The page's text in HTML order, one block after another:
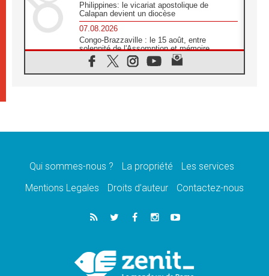
Philippines: le vicariat apostolique de
Calapan devient un diocèse
07.08.2026
Congo-Brazzaville : le 15 août, entre
solennité de l'Assomption et mémoire
nationale
07.08.2026
Pape en France dévoilé
1ère Conférence continentale sur l'éducation
07.08.2026
Un logo symbolique pour la venue du Pape
Cardinal Rossi: «La venue du Pape Léon en
Argentine est un hommage à François»
Qui sommes-nous ? La propriété
Les services
Mentions Legales
Droits d’auteur Contactez-nous